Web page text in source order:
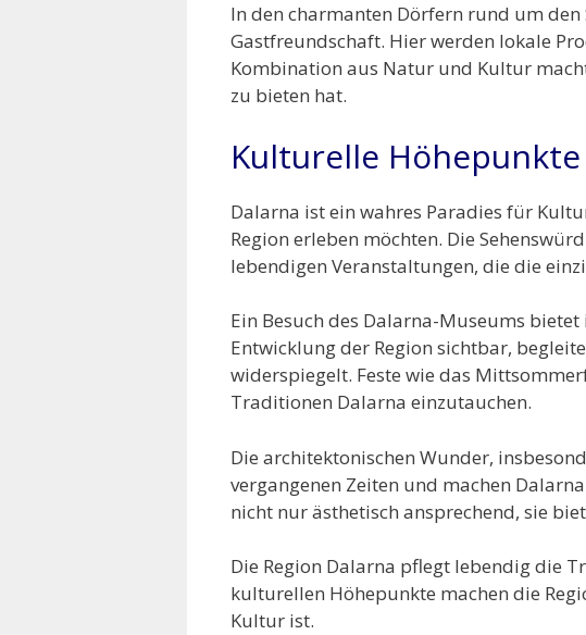
In den charmanten Dörfern rund um
Gastfreundschaft. Hier werden lokale
Kombination aus Natur und Kultur
zu bieten hat.
Kulturelle
Dalarna ist ein wahres Paradies für
Region erleben möchten. Die
lebendigen Veranstaltungen, die die
Ein Besuch des Dalarna-Museums
Entwicklung der Region sichtbar,
widerspiegelt. Feste wie das
Traditionen Dalarna einzutauchen.
Die architektonischen Wunder,
vergangenen Zeiten und machen
nicht nur ästhetisch ansprechend, sie
Die Region Dalarna pflegt lebendig die
kulturellen Höhepunkte machen die
Kultur ist.